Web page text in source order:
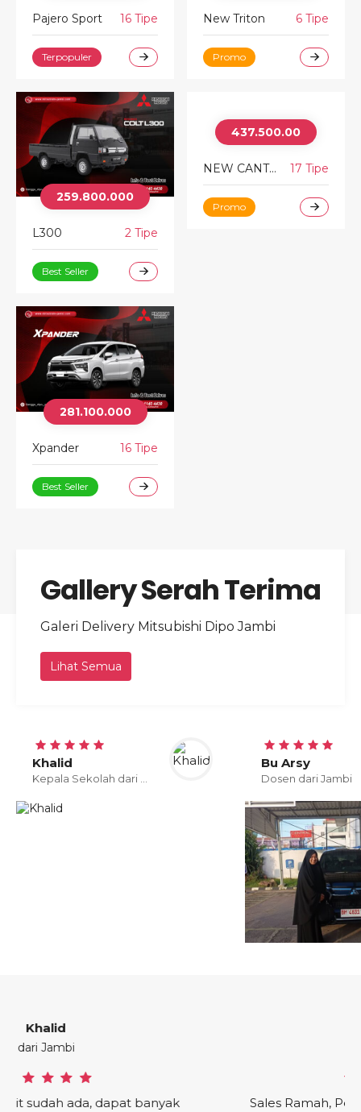
Pajero Sport 16 Tipe
Terpopuler
New Triton 6 Tipe
Promo
259.800.000
L300 2 Tipe
Best Seller
437.500.00
NEW CANTER 17 Tipe
Promo
281.100.000
Xpander 16 Tipe
Best Seller
Gallery Serah Terima
Galeri Delivery Mitsubishi Dipo Jambi
Lihat Semua
Khalid Bu Arsy
Dosen dari Jambi
Sales Ramah, Pelayanan Baik, & Fast Respon.